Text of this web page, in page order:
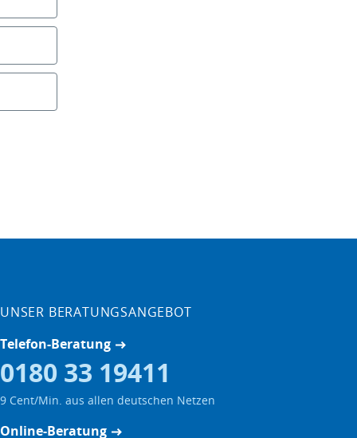
UNSER BERATUNGSANGEBOT
Telefon-Beratung
0180 33 19411
9 Cent/Min. aus allen deutschen Netzen
Online-Beratung